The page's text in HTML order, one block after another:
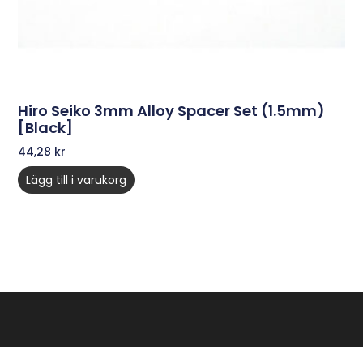
Hiro Seiko 3mm Alloy Spacer Set (1.5mm)
[Black]
44,28 kr
Lägg till i varukorg